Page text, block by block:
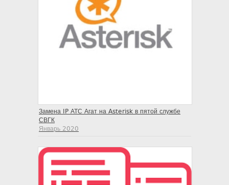
Замена IP АТС Агат на Asterisk в пятой службе
СВГК
Январь 2020